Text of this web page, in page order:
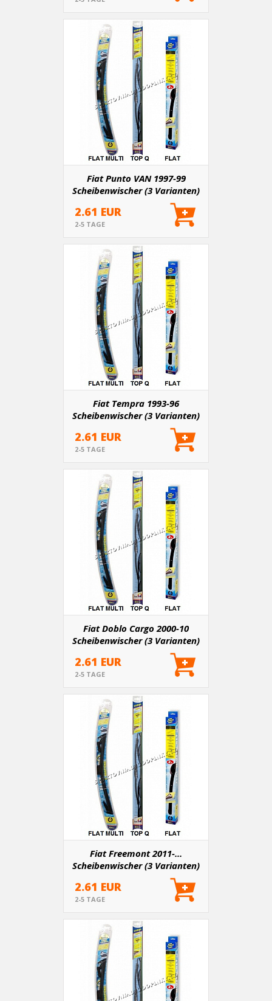
Fiat Punto VAN 1997-99
Scheibenwischer (3 Varianten)
2.61 EUR
2-5 TAGE
Fiat Tempra 1993-96
Scheibenwischer (3 Varianten)
2.61 EUR
2-5 TAGE
Fiat Doblo Cargo 2000-10
Scheibenwischer (3 Varianten)
2.61 EUR
2-5 TAGE
Fiat Freemont 2011-...
Scheibenwischer (3 Varianten)
2.61 EUR
2-5 TAGE